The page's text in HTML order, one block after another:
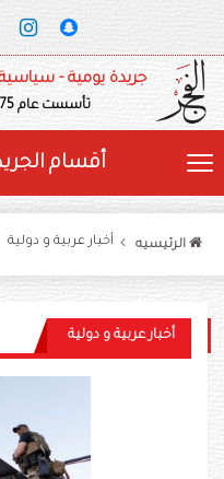
جريدة يومية -
تأسست عام 1975
أقسام
الرئيسيه أخبار عربية و دولية
أخبار عربية و دولية